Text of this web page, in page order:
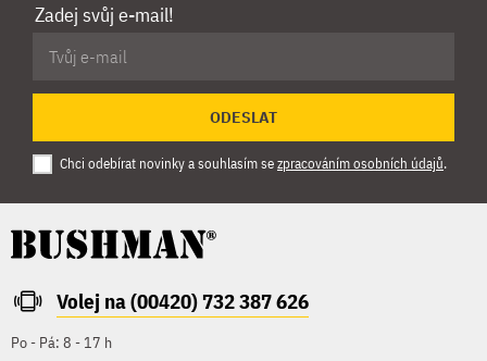
Zadej svůj e-mail!
ODESLAT
Chci odebírat novinky a souhlasím sezpracováním osobních údajů.
Volej na (00420) 732 387 626
Po - Pá: 8 - 17 h